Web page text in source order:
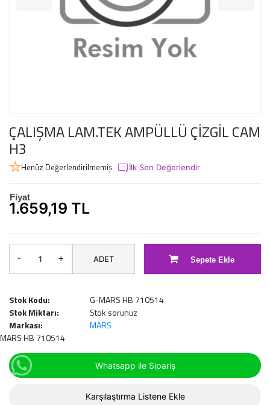
ÇALIŞMA LAM.TEK AMPÜLLÜ ÇİZGİL CAM
H3
Henüz Değerlendirilmemiş İlk Sen Değerlendir
Fiyat
1.659,19 TL
- + ADET Sepete Ekle
Stok Kodu:
G-MARS HB 710514
Stok Miktarı:
Stok sorunuz
Markası:
MARS
MARS HB 710514
Whatsapp ile Sipariş
Karşılaştırma Listene Ekle